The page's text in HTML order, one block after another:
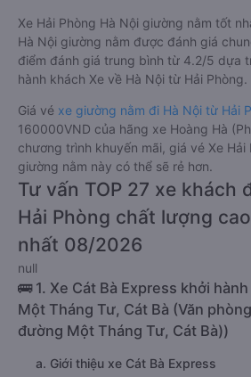
Xe Hải Phòng Hà Nội giường nằm tốt
Hà Nội giường nằm được đánh giá
điểm đánh giá trung bình từ 4.2/5 dựa
hành khách Xe về Hà Nội từ Hải Phòng.
Giá vé xe giường nằm đi Hà Nội từ Hải
160000VND của hãng xe Hoàng Hà
chương trình khuyến mãi, giá vé Xe Hải
giường nằm này có thể sẽ rẻ hơn.
Tư vấn TOP 27 xe khách
Hải Phòng chất lượng
nhất 08/2026
null
🚌 1. Xe Cát Bà Express khởi
Một Tháng Tư, Cát Bà (Văn
đường Một Tháng Tư, Cát Bà))
a. Giới thiệu xe Cát Bà Express